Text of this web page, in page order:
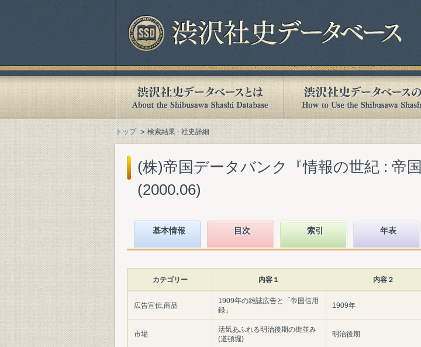
トップ 検索結果 - 社史詳細
(株)帝国データバンク『情報の世紀 : 帝
(2000.06)
基本情報 目次 索引 年表
カテゴリー 内容１ 内容２
広告宣伝;商品
1909年の雑誌広告と「帝国信用
録」
1909年
市場
活気あふれる明治後期の街並み
(道頓堀)
明治後期